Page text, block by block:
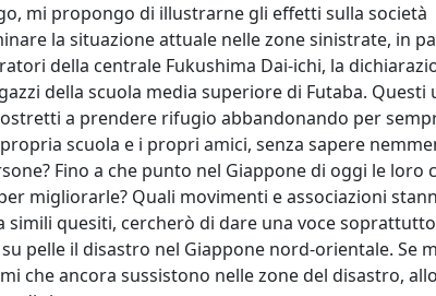
mi propongo di illustrarne gli effetti sulla società
la situazione attuale nelle zone sinistrate, in
della centrale Fukushima Dai-ichi, la
della scuola media superiore di Futaba. Questi
a prendere rifugio abbandonando per
scuola e i propri amici, senza sapere
Fino a che punto nel Giappone di oggi le loro
migliorarle? Quali movimenti e associazioni
quesiti, cercherò di dare una voce
pelle il disastro nel Giappone nord-orientale. Se
che ancora sussistono nelle zone del disastro,